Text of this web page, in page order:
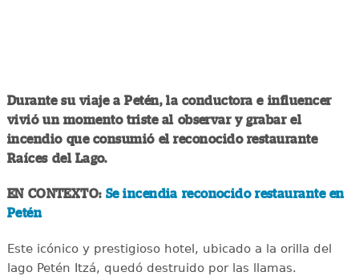
Durante su viaje a Petén, la conductora e influencer
vivió un momento triste al observar y grabar el
incendio que consumió el reconocido restaurante
Raíces del Lago.
EN CONTEXTO: Se incendia reconocido restaurante en
Petén
Este icónico y prestigioso hotel, ubicado a la orilla del
lago Petén Itzá, quedó destruido por las llamas.